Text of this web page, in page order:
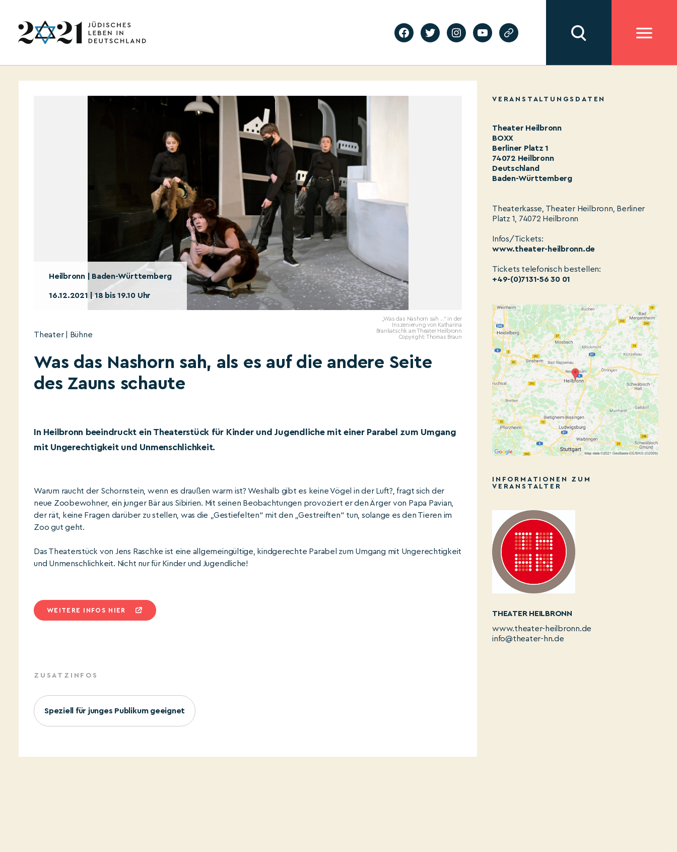
Heilbronn | Baden-Württemberg
16.12.2021 | 18 bis 19.10 Uhr
„Was das Nashorn sah ...“ in der
Inszenierung von Katharina
Brankatschk am Theater Heilbronn
Copyright: Thomas Braun
Theater | Bühne
Was das Nashorn sah, als es auf die andere Seite
des Zauns schaute
In Heilbronn beeindruckt ein Theaterstück für Kinder und Jugendliche mit einer Parabel zum Umgang
mit Ungerechtigkeit und Unmenschlichkeit.
Warum raucht der Schornstein, wenn es draußen warm ist? Weshalb gibt es keine Vögel in der Luft?, fragt sich der
neue Zoobewohner, ein junger Bär aus Sibirien. Mit seinen Beobachtungen provoziert er den Ärger von Papa Pavian,
der rät, keine Fragen darüber zu stellen, was die „Gestiefelten“ mit den „Gestreiften“ tun, solange es den Tieren im
Zoo gut geht.
Das Theaterstück von Jens Raschke ist eine allgemeingültige, kindgerechte Parabel zum Umgang mit Ungerechtigkeit
und Unmenschlichkeit. Nicht nur für Kinder und Jugendliche!
WEITERE INFOS HIER
ZUSATZINFOS
Speziell für junges Publikum geeignet
VERANSTALTUNGSDATEN
Theater Heilbronn
BOXX
Berliner Platz 1
74072 Heilbronn
Deutschland
Baden-Württemberg
Theaterkasse, Theater Heilbronn, Berliner
Platz 1, 74072 Heilbronn
Infos/Tickets:
www.theater-heilbronn.de
Tickets telefonisch bestellen:
+49-(0)7131-56 30 01
INFORMATIONEN ZUM
VERANSTALTER
THEATER HEILBRONN
www.theater-heilbronn.de
info@theater-hn.de